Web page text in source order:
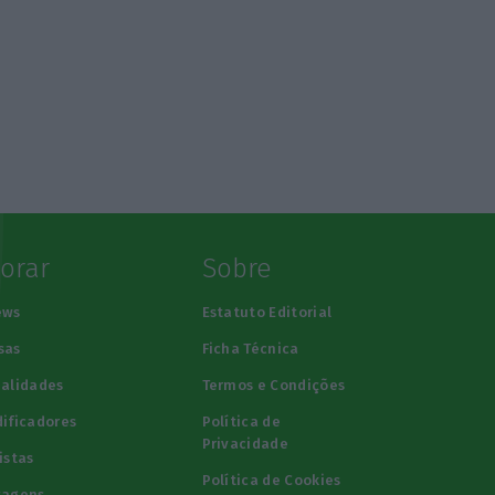
Sobre
Estatuto Editorial
Ficha Técnica
Termos e Condições
Política de
Privacidade
Política de Cookies